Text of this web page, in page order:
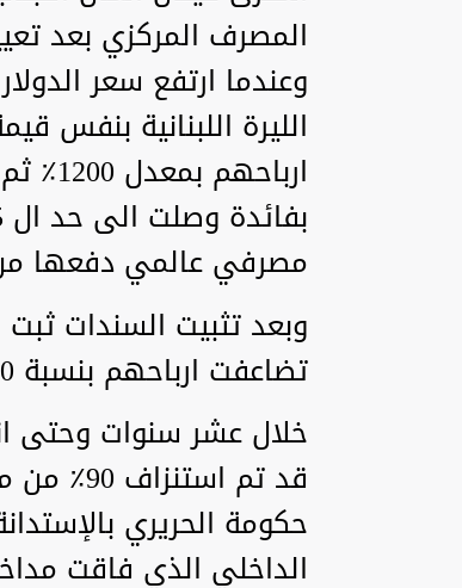
الليرة اللبنانية بنفس
مصرفي عالمي دفعها
تضاعفت ارباحهم بنسبة 100٪
خلال عشر سنوات وحتى
قد تم
حكومة الحريري
الداخلي الذي فاقت